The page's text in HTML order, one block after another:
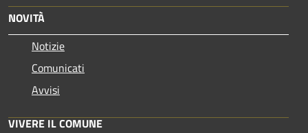
NOVITÀ
Notizie
Comunicati
Avvisi
VIVERE IL COMUNE